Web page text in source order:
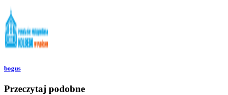
bogus
Przeczytaj podobne